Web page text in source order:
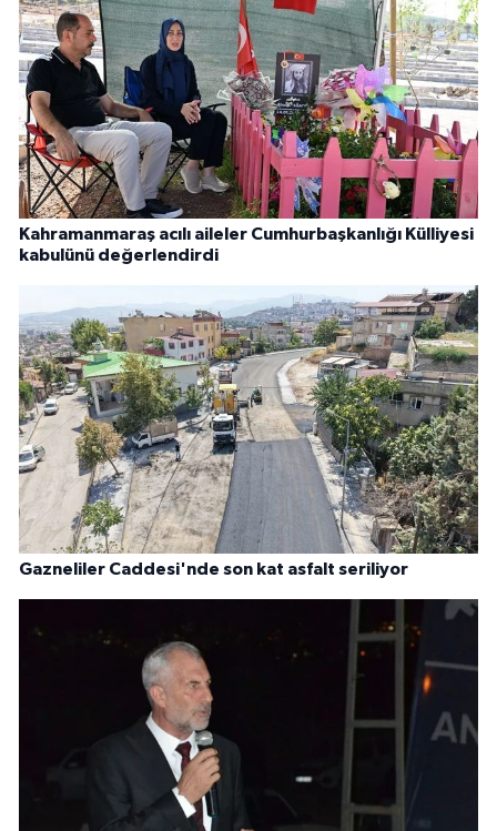
Kahramanmaraş acılı aileler Cumhurbaşkanlığı Külliyesi
kabulünü değerlendirdi
Gazneliler Caddesi'nde son kat asfalt seriliyor